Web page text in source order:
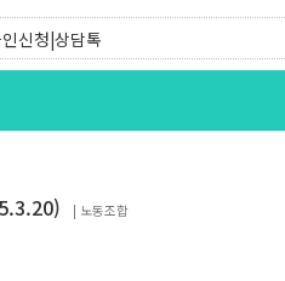
신청|상담톡
| 노동조합